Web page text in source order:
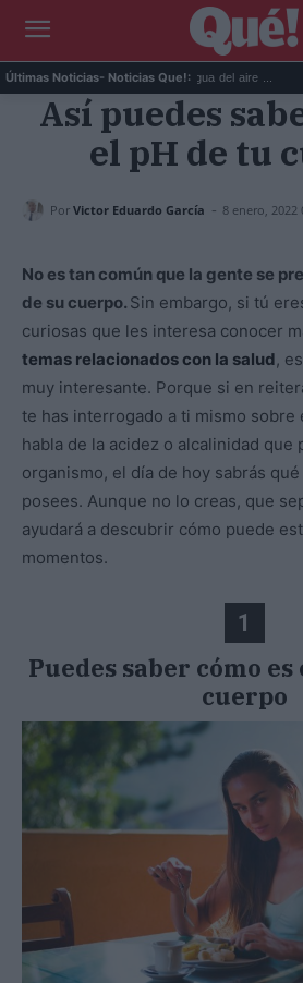
Últimas Noticias- Noticias Que!:
para reutilizar el agua del aire ... La
Así puedes
el pH de tu
Por Victor Eduardo García - 8 enero, 2022
No es tan común que la gente se
de su cuerpo. Sin embargo, si tú
curiosas que les interesa conocer
temas relacionados con la salud,
muy interesante. Porque si en
te has interrogado a ti mismo sobre
habla de la acidez o alcalinidad que
organismo, el día de hoy sabrás
posees. Aunque no lo creas, que
ayudará a descubrir cómo puede
momentos.
1
Puedes saber cómo
cuerpo